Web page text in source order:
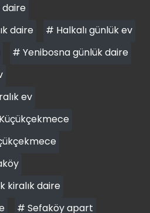
daire
daire
# Halkalı günlük ev
# Yenibosna günlük daire
ev
kiralık daire
# Sefaköy apart